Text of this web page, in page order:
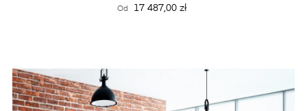
Od Cena
17 487,00 zł